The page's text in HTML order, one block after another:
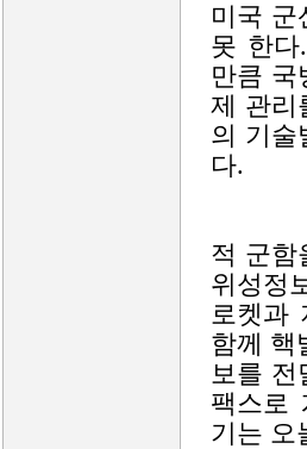
미국 군
못 한다
만큼 국
제 관리
의 기술
다.
적 군함
위성정
로켓과
함께 핵
보를 전
팩스로
기는 오